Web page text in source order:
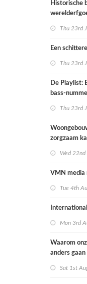
Historische
Thu 23rd
Een
Thu 23rd
De Playlist:
bass-
Thu 23rd
zorgzaam
Wed 22nd
VMN media
Tue 4th
Mon 3rd
Waarom
anders
Sat 1st